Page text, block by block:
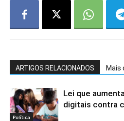
ARTIGOS RELACIONADOS Mais
Política
Lei que
digitais contra